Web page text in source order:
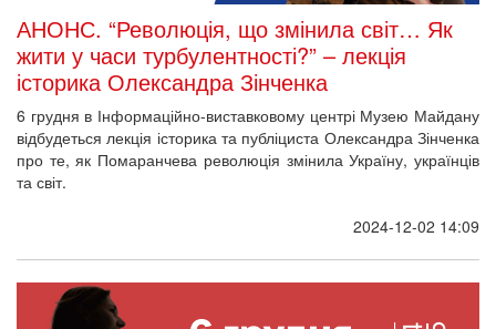
АНОНС. “Революція, що змінила світ… Як
жити у часи турбулентності?” – лекція
історика Олександра Зінченка
6 грудня в Інформаційно-виставковому центрі Музею Майдану
відбудеться лекція історика та публіциста Олександра Зінченка
про те, як Помаранчева революція змінила Україну, українців
та світ.
2024-12-02 14:09